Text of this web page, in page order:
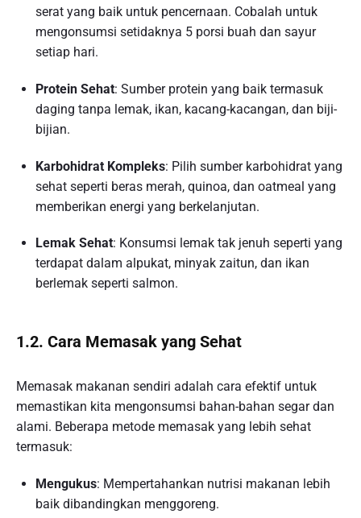
serat yang baik untuk pencernaan. Cobalah untuk
mengonsumsi setidaknya 5 porsi buah dan sayur
setiap hari.
Protein Sehat: Sumber protein yang baik termasuk
daging tanpa lemak, ikan, kacang-kacangan, dan biji-
bijian.
Karbohidrat Kompleks: Pilih sumber karbohidrat yang
sehat seperti beras merah, quinoa, dan oatmeal yang
memberikan energi yang berkelanjutan.
Lemak Sehat: Konsumsi lemak tak jenuh seperti yang
terdapat dalam alpukat, minyak zaitun, dan ikan
berlemak seperti salmon.
1.2. Cara Memasak yang Sehat
Memasak makanan sendiri adalah cara efektif untuk
memastikan kita mengonsumsi bahan-bahan segar dan
alami. Beberapa metode memasak yang lebih sehat
termasuk:
Mengukus: Mempertahankan nutrisi makanan lebih
baik dibandingkan menggoreng.